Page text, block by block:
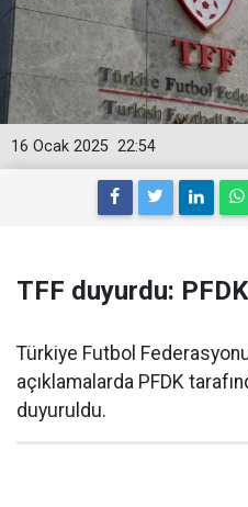
22:54
16 Ocak 2025
TFF duyurdu:
Türkiye Futbol
açıklamalarda PFDK
duyuruldu.